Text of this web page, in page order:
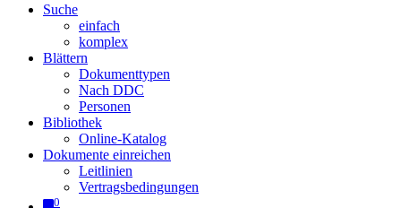
Suche
einfach
komplex
Blättern
Dokumenttypen
Nach DDC
Personen
Bibliothek
Online-Katalog
Dokumente einreichen
Leitlinien
Vertragsbedingungen
0